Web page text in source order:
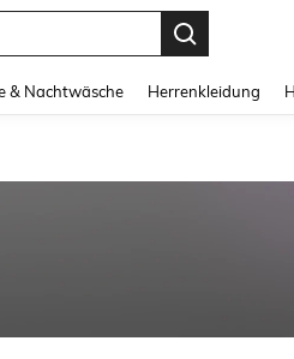
& Nachtwäsche Herrenkleidung